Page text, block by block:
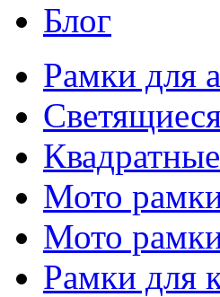
Блог
Рамки для
Мото
Мото
Рамки для